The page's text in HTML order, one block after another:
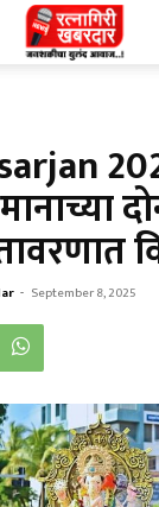
- September 8, 2025